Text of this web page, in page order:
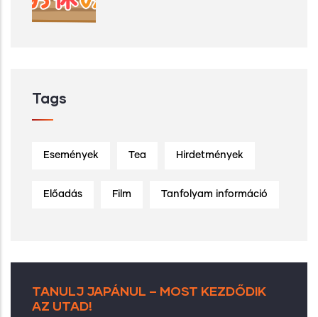
Tags
Események Tea Hirdetmények
Előadás Film Tanfolyam információ
TANULJ JAPÁNUL – MOST KEZDŐDIK
AZ UTAD!